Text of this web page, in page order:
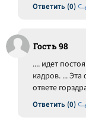
Ответить (0)
Гость 98
Ответить (0)
.... идет
кадров. ...
ответе